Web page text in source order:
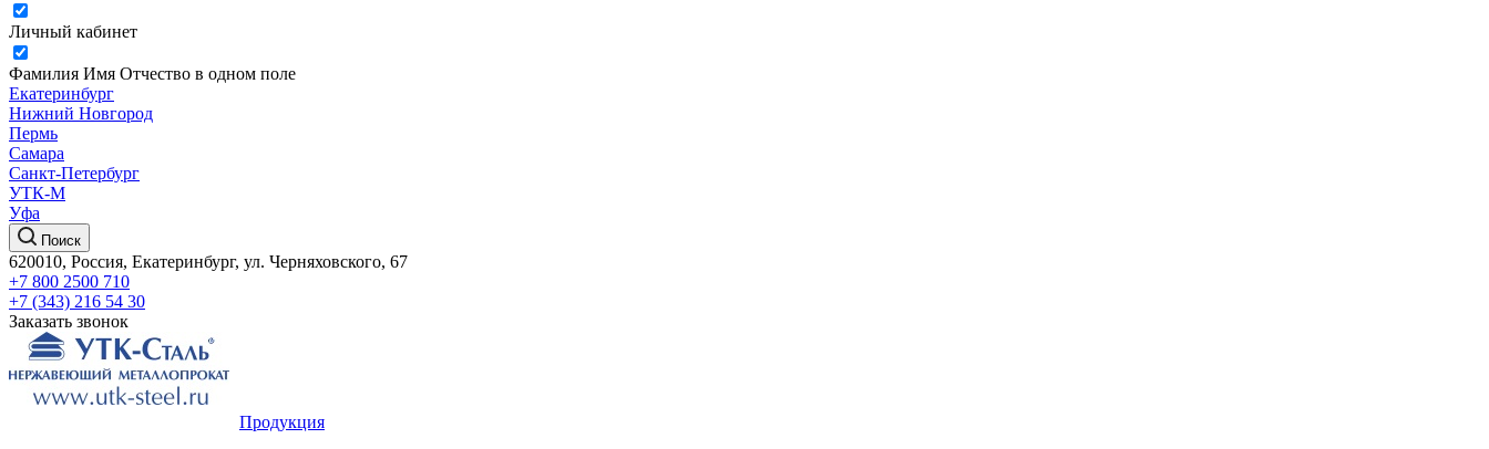
Личный кабинет
Фамилия Имя Отчество в одном поле
Екатеринбург
Нижний Новгород
Пермь
Самара
Санкт-Петербург
УТК-М
Уфа
Поиск
620010, Россия, Екатеринбург, ул. Черняховского, 67
+7 800 2500 710
+7 (343) 216 54 30
Заказать звонок
Продукция